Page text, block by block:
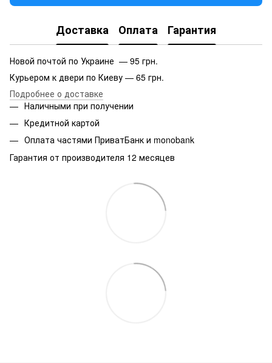
Доставка Оплата Гарантия
Новой почтой по Украине — 95 грн.
Курьером к двери по Киеву — 65 грн.
Подробнее о доставке
Наличными при получении
Кредитной картой
Оплата частями ПриватБанк и monobank
Гарантия от производителя 12 месяцев